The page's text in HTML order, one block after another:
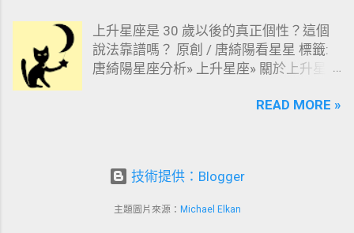
讀: 【唐綺陽】太陽vs上升：你的星座和星
座之間也是有區別的 【唐綺陽】上升星座
個性分析
上升星座是 30 歲以後的真正個性？這個
說法靠譜嗎？ 原創 / 唐綺陽看星星 標籤:
唐綺陽星座分析» 上升星座» 關於上升星
來，最常被問到的問題之一是：上升星座
性，因為大家都想用更簡便有力的說法瞭
解自己。
READ MORE »
技術提供：Blogger
主題圖片來源： Michael Elkan